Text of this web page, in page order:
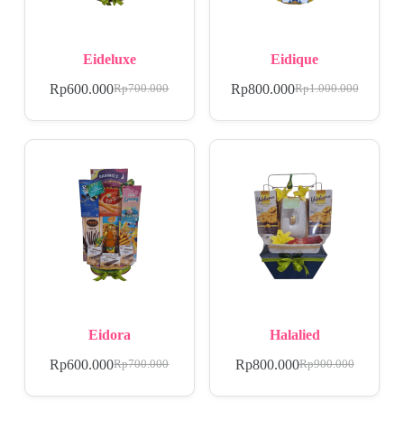
Eideluxe
Rp700.000
Rp600.000
Eidique
Rp1.000.000
Rp800.000
Eidora
Rp700.000
Rp600.000
Halalied
Rp900.000
Rp800.000